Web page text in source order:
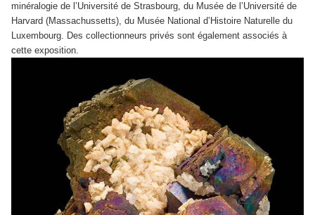
minéralogie de l’Université de Strasbourg, du Musée de l’Université de
Harvard (Massachussetts), du Musée National d’Histoire Naturelle du
Luxembourg. Des collectionneurs privés sont également associés à
cette exposition.